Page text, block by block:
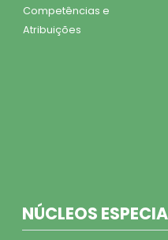
Competências e
Atribuições
NÚCLEOS